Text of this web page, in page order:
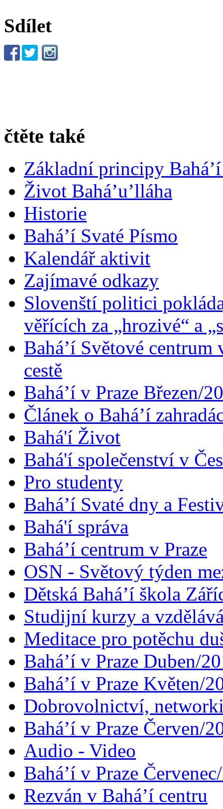
Sdílet
čtěte také
Základní principy
Život Bahá’u’lláha
Historie
Bahá’í Svaté Písmo
Kalendář aktivit
Zajímavé odkazy
Slovenští politici
věřících za „hrozivé“ a
Bahá’í Světové
cestě
Bahá’í v Praze Březen/
Článek o Bahá’í
Bahá'í Život
Bahá'í společenství v
Pro studenty
Bahá’í Svaté dny a
Bahá'í správa
Bahá’í centrum v Praze
OSN - Světový týden
Dětská Bahá’í škola
Studijní kurzy a
Meditace pro potěchu
Bahá’í v Praze Duben/
Bahá’í v Praze Květen/
Dobrovolnictví,
Bahá’í v Praze Červen/
Audio - Video
Bahá’í v Praze
Rezván v Bahá’í centru